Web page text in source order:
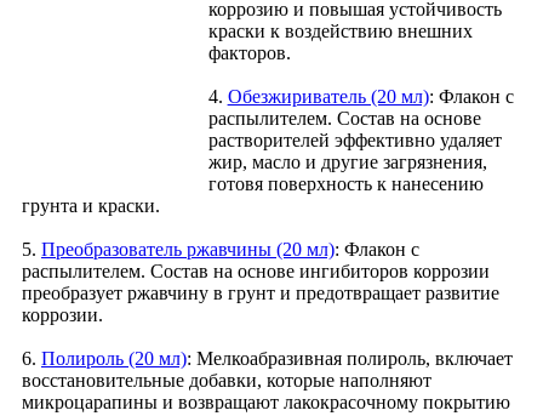
коррозию и повышая устойчивость
краски к воздействию внешних
факторов.
4. Обезжириватель (20 мл): Флакон с
распылителем. Состав на основе
растворителей эффективно удаляет
жир, масло и другие загрязнения,
готовя поверхность к нанесению
грунта и краски.
5. Преобразователь ржавчины (20 мл): Флакон с
распылителем. Состав на основе ингибиторов коррозии
преобразует ржавчину в грунт и предотвращает развитие
коррозии.
6. Полироль (20 мл): Мелкоабразивная полироль, включает
восстановительные добавки, которые наполняют
микроцарапины и возвращают лакокрасочному покрытию